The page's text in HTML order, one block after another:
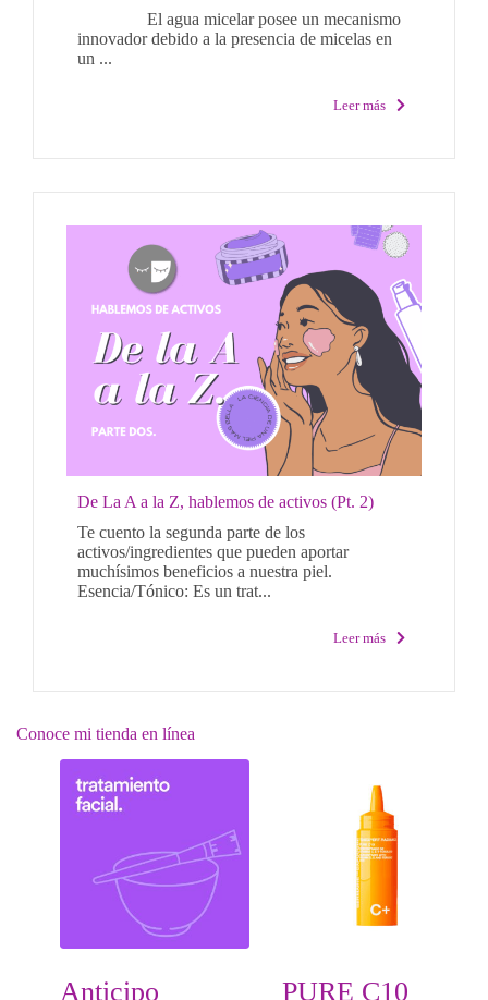
El agua micelar posee un mecanismo
innovador debido a la presencia de micelas en
un ...
Leer más
De La A a la Z, hablemos de activos (Pt. 2)
Te cuento la segunda parte de los
activos/ingredientes que pueden aportar
muchísimos beneficios a nuestra piel.
Esencia/Tónico: Es un trat...
Leer más
Conoce mi tienda en línea
Anticipo
PURE C10